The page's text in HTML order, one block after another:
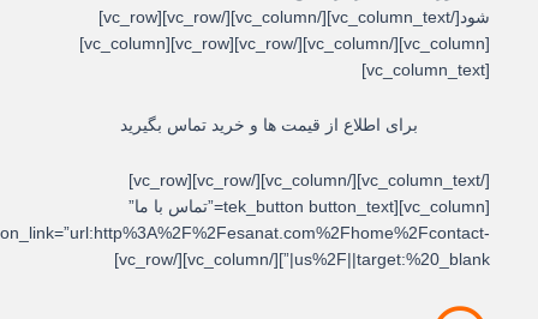
شود[/vc_column_text][/vc_column][/vc_row][vc_row]
[vc_column][/vc_column][/vc_row][vc_row][vc_column]
برای اطلاع از قیمت ها و خرید تماس بگیرید
[/vc_column_text][/vc_column][/vc_row][vc_row]
[vc_column][tek_button button_text=”تماس با ما”
button_link=”url:http%3A%2F%2Fesanat.com%2Fhome%2Fcontact-
us%2F||target:%20_blank|”][/vc_column][/vc_row]